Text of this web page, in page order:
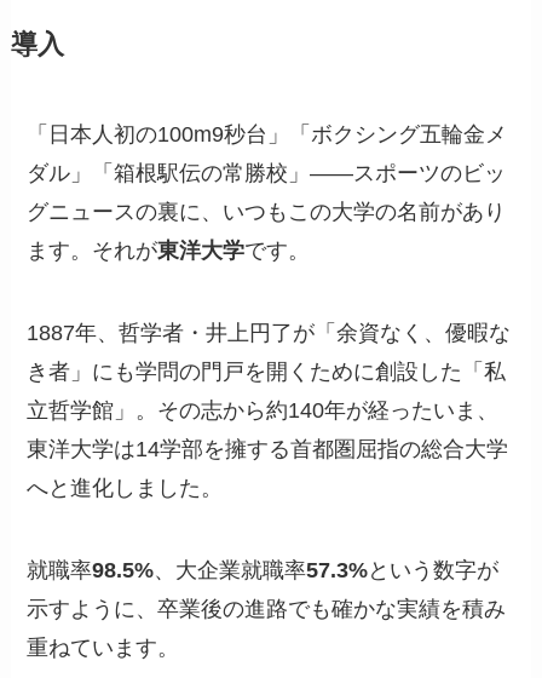
導入
「日本人初の100m9秒台」「ボクシング五輪金メ
ダル」「箱根駅伝の常勝校」——スポーツのビッ
グニュースの裏に、いつもこの大学の名前があり
ます。それが東洋大学です。
1887年、哲学者・井上円了が「余資なく、優暇な
き者」にも学問の門戸を開くために創設した「私
立哲学館」。その志から約140年が経ったいま、
東洋大学は14学部を擁する首都圏屈指の総合大学
へと進化しました。
就職率98.5%、大企業就職率57.3%という数字が
示すように、卒業後の進路でも確かな実績を積み
重ねています。